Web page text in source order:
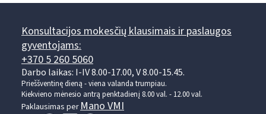
Konsultacijos mokesčių klausimais ir paslaugos
gyventojams:
+370 5 260 5060
Darbo laikas: I-IV 8.00-17.00, V 8.00-15.45.
Prieššventinę dieną - viena valanda trumpiau.
Kiekvieno mėnesio antrą penktadienį 8.00 val. - 12.00 val.
Paklausimas per Mano VMI